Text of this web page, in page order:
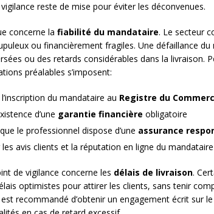
reste de mise pour éviter les déconvenues.
concerne la fiabilité du mandataire. Le secteur
ou financièrement fragiles. Une défaillance
ou des retards considérables dans la livraison.
préalables s’imposent:
du mandataire au Registre du
d’une garantie financière obligatoire
que le professionnel dispose d’une assurance
avis clients et la réputation en ligne du mandataire
de vigilance concerne les délais de livraison.
optimistes pour attirer les clients, sans tenir
recommandé d’obtenir un engagement écrit sur